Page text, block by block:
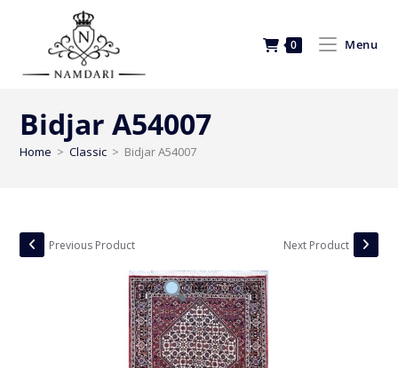
0 Menu
Bidjar A54007
Home > Classic > Bidjar A54007
Previous Product Next Product